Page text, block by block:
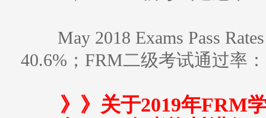
May 2018 Exams Pass
40.6%；FRM二级考试通过率
》》关于2019年FRM